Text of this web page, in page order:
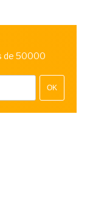
de 50000
OK